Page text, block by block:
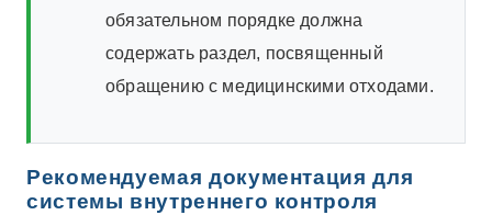
обязательном порядке должна
содержать раздел, посвященный
обращению с медицинскими отходами.
Рекомендуемая документация для
системы внутреннего контроля